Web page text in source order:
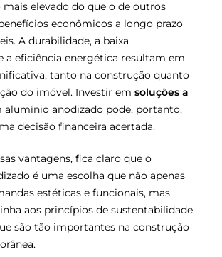
elevado do que o de outros
econômicos a longo prazo
A durabilidade, a baixa
a eficiência energética resultam em
tanto na construção quanto
do imóvel. Investir em soluções a
alumínio anodizado pode, portanto,
decisão financeira acertada.
vantagens, fica claro que o
é uma escolha que não apenas
estéticas e funcionais, mas
aos princípios de sustentabilidade
são tão importantes na construção